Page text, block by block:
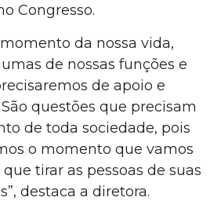
Congresso.
da nossa vida,
de nossas funções e
de apoio e
questões que precisam
de toda sociedade, pois
o momento que vamos
tirar as pessoas de suas
destaca a diretora.